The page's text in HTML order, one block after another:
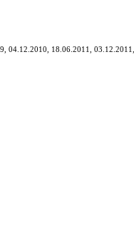
04.12.2010, 18.06.2011, 03.12.2011,